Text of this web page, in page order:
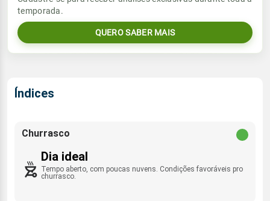
31%97%
Rajada de vento
06:06h às 17:36h
Lua
0.0mm
Umidade do ar
ESE - 11km/h
Rajada de vento
Sol
temporada.
QUERO SABER MAIS
Índices
Churrasco
Dia ideal
Tempo aberto, com poucas nuvens. Condições favoráveis pro
churrasco.